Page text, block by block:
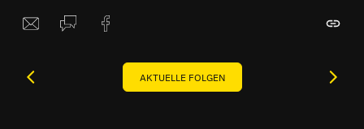
AKTUELLE FOLGEN